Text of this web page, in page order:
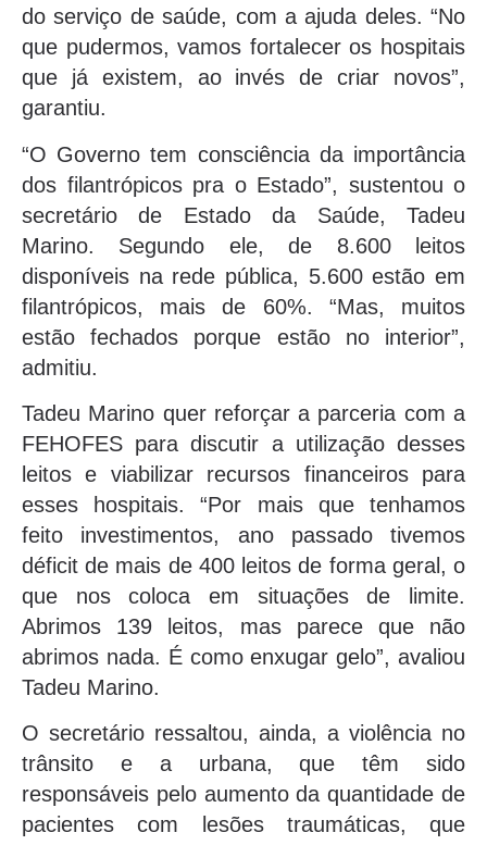
do serviço de saúde, com a ajuda deles. “No
que pudermos, vamos fortalecer os hospitais
que já existem, ao invés de criar novos”,
garantiu.
“O Governo tem consciência da importância
dos filantrópicos pra o Estado”, sustentou o
secretário de Estado da Saúde, Tadeu
Marino. Segundo ele, de 8.600 leitos
disponíveis na rede pública, 5.600 estão em
filantrópicos, mais de 60%. “Mas, muitos
estão fechados porque estão no interior”,
admitiu.
Tadeu Marino quer reforçar a parceria com a
FEHOFES para discutir a utilização desses
leitos e viabilizar recursos financeiros para
esses hospitais. “Por mais que tenhamos
feito investimentos, ano passado tivemos
déficit de mais de 400 leitos de forma geral, o
que nos coloca em situações de limite.
Abrimos 139 leitos, mas parece que não
abrimos nada. É como enxugar gelo”, avaliou
Tadeu Marino.
O secretário ressaltou, ainda, a violência no
trânsito e a urbana, que têm sido
responsáveis pelo aumento da quantidade de
pacientes com lesões traumáticas, que